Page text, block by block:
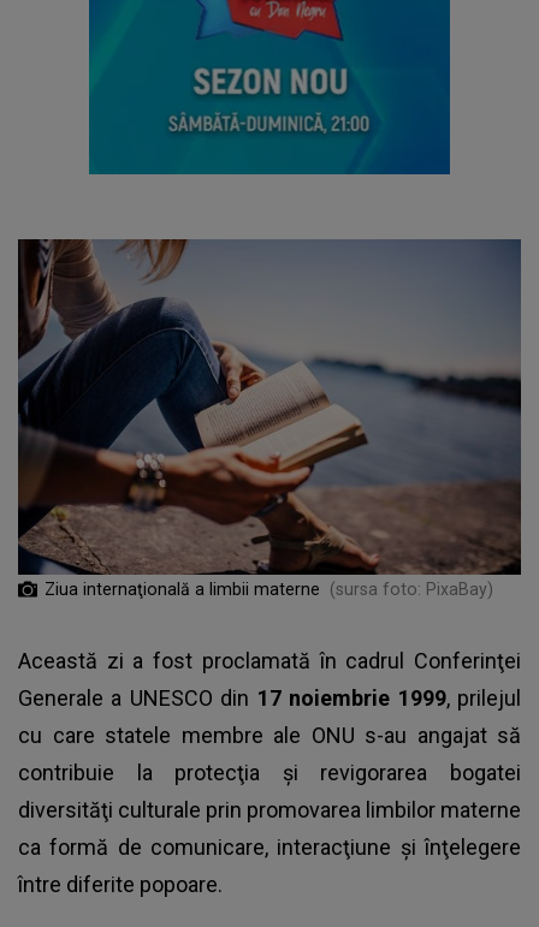
Ziua internaţională a limbii materne (sursa foto: PixaBay)
Această zi a fost proclamată în cadrul Conferinţei
Generale a UNESCO din 17 noiembrie 1999, prilejul
cu care statele membre ale ONU s-au angajat să
contribuie la protecţia şi revigorarea bogatei
diversităţi culturale prin promovarea limbilor materne
ca formă de comunicare, interacţiune şi înţelegere
între diferite popoare.